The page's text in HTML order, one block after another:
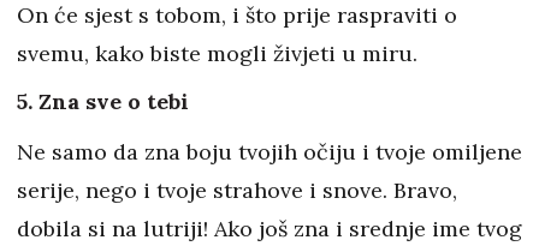
On će sjest s tobom, i što prije raspraviti o
svemu, kako biste mogli živjeti u miru.
5. Zna sve o tebi
Ne samo da zna boju tvojih očiju i tvoje omiljene
serije, nego i tvoje strahove i snove. Bravo,
dobila si na lutriji! Ako još zna i srednje ime tvog